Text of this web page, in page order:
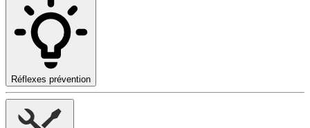
Réflexes prévention